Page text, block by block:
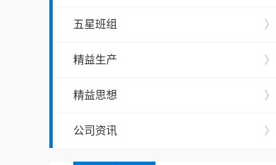
五星班组 〉
精益生产 〉
精益思想 〉
公司资讯 〉